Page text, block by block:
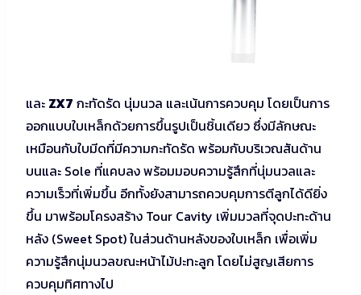
และ ZX7 กะทัดรัด นุ่มนวล และเน้นการควบคุม โดยเป็นการ
ออกแบบใบเหล็กด้วยการขึ้นรูปเป็นชิ้นเดียว ซึ่งมีลักษณะ
เหมือนกับใบมีดที่มีความกะทัดรัด พร้อมกับบริเวณสันด้าน
บนและ Sole ที่แคบลง พร้อมมอบความรู้สึกที่นุ่มนวลและ
ความเร็วที่เพิ่มขึ้น อีกทั้งยังสามารถควบคุมการตีลูกได้ดียิ่ง
ขึ้น มาพร้อมโครงสร้าง Tour Cavity เพิ่มมวลที่จุดปะทะด้าน
หลัง (Sweet Spot) ในส่วนด้านหลังของใบเหล็ก เพื่อเพิ่ม
ความรู้สึกนุ่มนวลขณะหน้าไม้ปะทะลูก โดยไม่สูญเสียการ
ควบคุมทิศทางไป